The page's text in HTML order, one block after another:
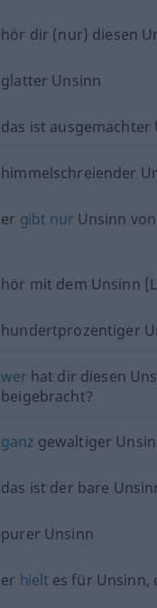
hör dir (nur) diesen
glatter Unsinn
das ist ausgemachter
himmelschreiender
er gibt nur Unsinn
hör mit dem Unsinn
hundertprozentiger
wer hat dir diesen
beigebracht?
ganz gewaltiger
das ist der bare
purer Unsinn
er hielt es für Unsinn,